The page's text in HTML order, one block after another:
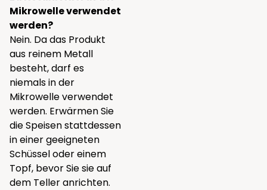
Mikrowelle verwendet
werden?
Nein. Da das Produkt
aus reinem Metall
besteht, darf es
niemals in der
Mikrowelle verwendet
werden. Erwärmen Sie
die Speisen stattdessen
in einer geeigneten
Schüssel oder einem
Topf, bevor Sie sie auf
dem Teller anrichten.